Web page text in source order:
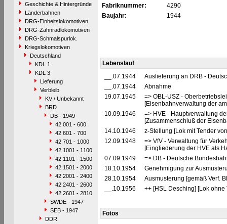
Geschichte & Hintergründe
Länderbahnen
DRG-Einheitslokomotiven
DRG-Zahnradlokomotiven
DRG-Schmalspurlok.
Kriegslokomotiven
Deutschland
KDL 1
KDL 3
Lieferung
Verbleib
KV / Unbekannt
BRD
DB - 1949
42 001 - 600
42 601 - 700
42 701 - 1000
42 1001 - 1100
42 1101 - 1500
42 1501 - 2000
42 2001 - 2400
42 2401 - 2600
42 2601 - 2810
SWDE - 1947
SEB - 1947
DDR
Fabriknummer:
4290
Baujahr:
1944
Lebenslauf
__.07.1944
Auslieferung an DRB -
__.07.1944
Abnahme
19.07.1945
=> OBL-USZ -
[Eisenbahnverwaltung der
10.09.1946
=> HVE - Hauptverwaltung
[Zusammenschluß der
14.10.1946
z-Stellung [Lok mit Tender
12.09.1948
=> VfV - Verwaltung für
[Eingliederung der HVE als
07.09.1949
=> DB - Deutsche
18.10.1954
Genehmigung zur
28.10.1954
Ausmusterung [gemäß Verf.
__.10.1956
++ [HSL Desching] [Lok
Fotos